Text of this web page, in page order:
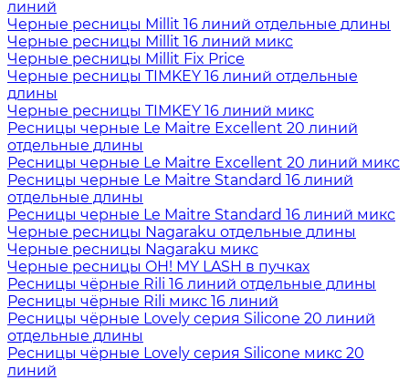
линий
Черные ресницы Millit 16 линий отдельные длины
Черные ресницы Millit 16 линий микс
Черные ресницы Millit Fix Price
Черные ресницы TIMKEY 16 линий отдельные
длины
Черные ресницы TIMKEY 16 линий микс
Ресницы черные Le Maitre Excellent 20 линий
отдельные длины
Ресницы черные Le Maitre Excellent 20 линий микс
Ресницы черные Le Maitre Standard 16 линий
отдельные длины
Ресницы черные Le Maitre Standard 16 линий микс
Черные ресницы Nagaraku отдельные длины
Черные ресницы Nagaraku микс
Черные ресницы OH! MY LASH в пучках
Ресницы чёрные Rili 16 линий отдельные длины
Ресницы чёрные Rili микс 16 линий
Ресницы чёрные Lovely серия Silicone 20 линий
отдельные длины
Ресницы чёрные Lovely серия Silicone микс 20
линий